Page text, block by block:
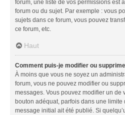
forum, une liste de vos permissions est
forum ou du sujet. Par exemple : vous
sujets dans ce forum, vous pouvez
ce forum, etc.
Haut
Comment puis-je modifier ou
À moins que vous ne soyez un
forum, vous ne pouvez modifier ou
messages. Vous pouvez modifier un de
bouton adéquat, parfois dans une limite
message initial ait été publié. Si